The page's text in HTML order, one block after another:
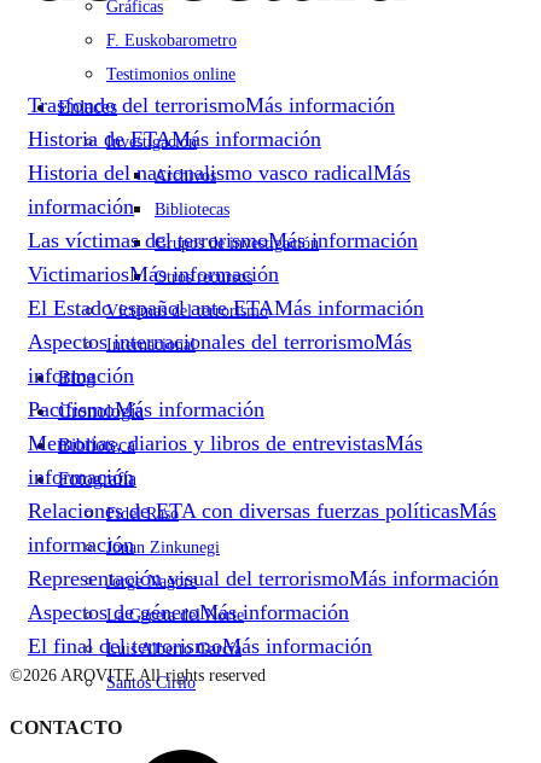
Gráficas
F. Euskobarometro
Testimonios online
Enlaces
Investigación
Archivos
Bibliotecas
Grupos de investigación
Otros recursos
Víctimas del terrorismo
Internacional
Blog
Cronología
Biblioteca
Fotografía
Fidel Raso
Jonan Zinkunegi
Jorge Nagore
La Gaceta del Norte
Luis Alberto García
Santos Cirilo
Search
Trasfondo del terrorismoMás información
Historia de ETAMás información
Historia del nacionalismo vasco radicalMás
información
Las víctimas del terrorismoMás información
VictimariosMás información
El Estado español ante ETAMás información
Aspectos internacionales del terrorismoMás
información
PacifismoMás información
Memorias, diarios y libros de entrevistasMás
información
Relaciones de ETA con diversas fuerzas políticasMás
información
Representación visual del terrorismoMás información
Aspectos de géneroMás información
El final del terrorismoMás información
©2026 AROVITE All rights reserved
CONTACTO